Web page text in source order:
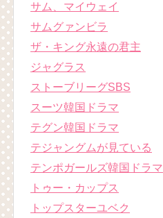
サム、マイウェイ
サムグァンビラ
ザ・キング永遠の君主
ジャグラス
ストーブリーグSBS
スーツ韓国ドラマ
テグン韓国ドラマ
テジャングムが見ている
テンポガールズ韓国ドラマ
トゥー・カップス
トップスターユベク